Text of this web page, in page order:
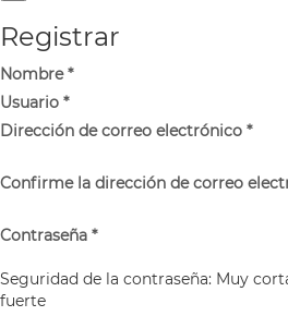
Registrar
Nombre*
Usuario *
Dirección de correo electrónico *
Confirme la dirección de correo
Contraseña *
Seguridad de la contraseña: Muy
fuerte